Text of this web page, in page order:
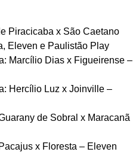
Piracicaba x São Caetano
Eleven e Paulistão Play
Marcílio Dias x Figueirense –
Hercílio Luz x Joinville –
de Sobral x Maracanã
x Floresta – Eleven